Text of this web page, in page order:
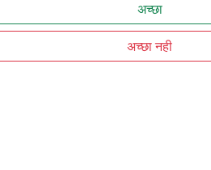
अच्छा
अच्छा नही